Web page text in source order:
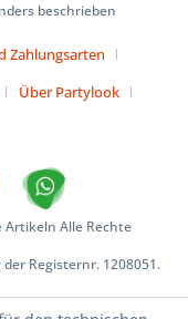
beschrieben
Zahlungsarten
Über Partylook
Alle Rechte
Registernr. 1208051.